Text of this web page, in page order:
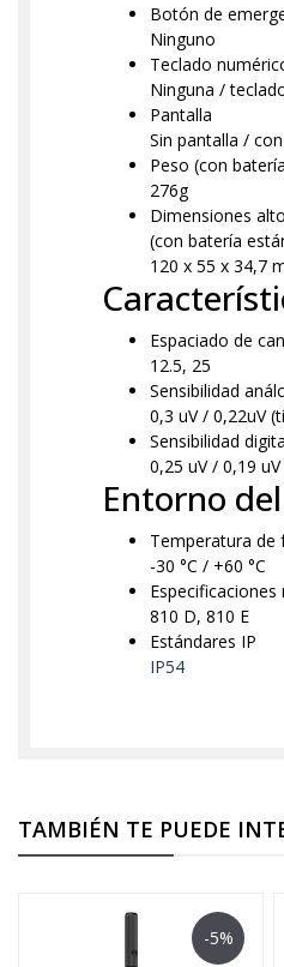
Botón de
Ninguno
Teclado
Ninguna /
Pantalla
Sin pantalla /
Peso (con
276g
Dimensiones
(con batería
120 x 55 x 34,7
Espaciado de
12.5, 25
Sensibilidad
0,3 uV / 0,22uV
Sensibilidad
0,25 uV / 0,19
Entorno
Temperatura de
-30 °C / +60 °C
Especificaciones
810 D, 810 E
Estándares IP
IP54
TAMBIÉN TE PUEDE
-5%